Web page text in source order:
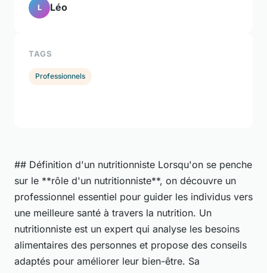
## Définition d'un nutritionniste Lorsqu'on se penche
sur le **rôle d'un nutritionniste**, on découvre un
professionnel essentiel pour guider les individus vers
une meilleure santé à travers la nutrition. Un
nutritionniste est un expert qui analyse les besoins
alimentaires des personnes et propose des conseils
adaptés pour améliorer leur bien-être. Sa
L Léo
TAGS
Professionnels